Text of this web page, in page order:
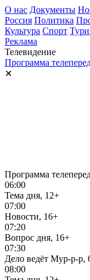
О нас Документы
Россия Политика
Культура Спорт
Реклама
Телевидение
Программа
✕
Программа
06:00
Тема дня, 12+
07:00
Новости, 16+
07:20
Вопрос дня, 16+
07:30
Дело ведёт Мур-р-р,
08:00